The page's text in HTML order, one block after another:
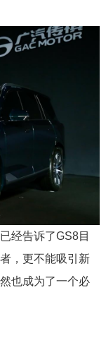
经告诉了GS8目
，更不能吸引新
也成为了一个必